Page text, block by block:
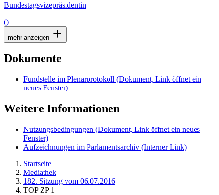
Bundestagsvizepräsidentin
()
mehr anzeigen
Dokumente
Fundstelle im Plenarprotokoll (Dokument, Link öffnet ein
neues Fenster)
Weitere Informationen
Nutzungsbedingungen (Dokument, Link öffnet ein neues
Fenster)
Aufzeichnungen im Parlamentsarchiv (Interner Link)
Startseite
Mediathek
182. Sitzung vom 06.07.2016
TOP ZP 1